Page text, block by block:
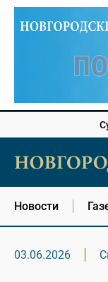
Новости
03.06.2026